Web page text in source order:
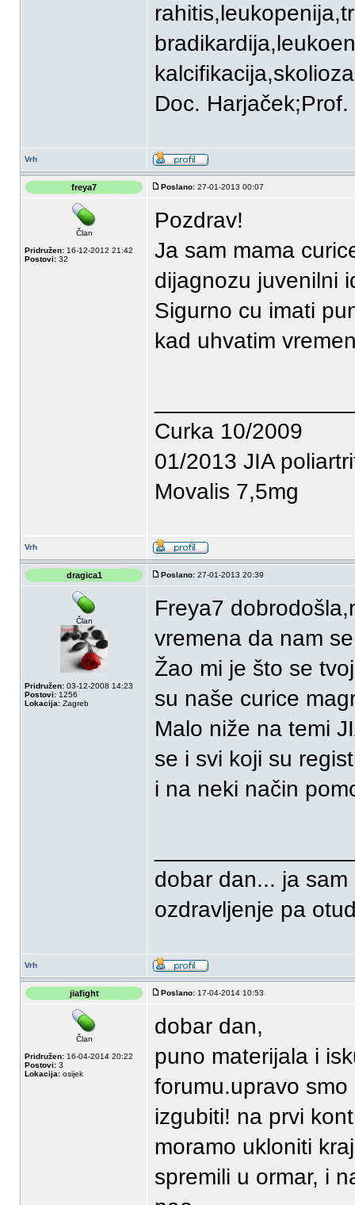
Doc.
Vrh
freya7 Poslano: 27-01-2013 00:07
Član
Pridružen: 16-12-2012 21:42
Postovi: 32
Pozdrav!
Ja sam mama
dijagnozu juvenilni
Sigurno cu imati
kad uhvatim
Curka 10/2009
01/2013 JIA
Movalis 7,5mg
Vrh
dragica1 Poslano: 27-01-2013 20:39
Član
Pridružen: 03-12-2008 14:23
Postovi: 1256
Lokacija: Zagreb
Freya7
vremena da nam
Žao mi je što se
su naše curice
Malo niže na temi
se i svi koji su
i na neki način
dobar dan... ja
ozdravljenje pa
Vrh
jiafight Poslano: 17-04-2014 10:53
Član
Pridružen: 16-04-2014 20:22
Postovi: 3
Lokacija: osijek
dobar dan,
puno materijala i
forumu.upravo
izgubiti! na prvi
moramo ukloniti
spremili u ormar, i